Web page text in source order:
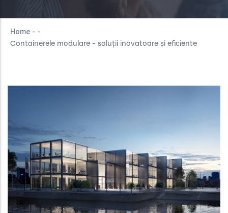
Home - -
Containerele modulare - soluții inovatoare și eficiente